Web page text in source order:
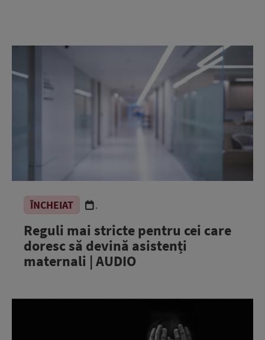
ÎNCHEIAT .
Reguli mai stricte pentru cei care
doresc să devină asistenți
maternali | AUDIO